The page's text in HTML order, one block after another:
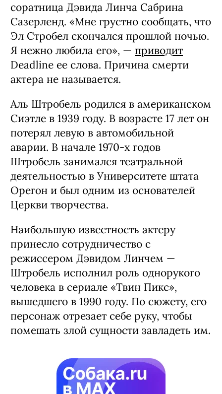
соратница Дэвида Линча Сабрина
Сазерленд. «Мне грустно сообщать, что
Эл Стробел скончался прошлой ночью.
Я нежно любила его», — приводит
Deadline ее слова. Причина смерти
актера не называется.
Аль Штробель родился в американском
Сиэтле в 1939 году. В возрасте 17 лет он
потерял левую в автомобильной
аварии. В начале 1970-х годов
Штробель занимался театральной
деятельностью в Университете штата
Орегон и был одним из основателей
Церкви творчества.
Наибольшую известность актеру
принесло сотрудничество с
режиссером Дэвидом Линчем —
Штробель исполнил роль однорукого
человека в сериале «Твин Пикс»,
вышедшего в 1990 году. По сюжету, его
персонаж отрезает себе руку, чтобы
помешать злой сущности завладеть им.